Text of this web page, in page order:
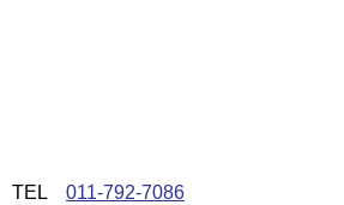
TEL 011-792-7086